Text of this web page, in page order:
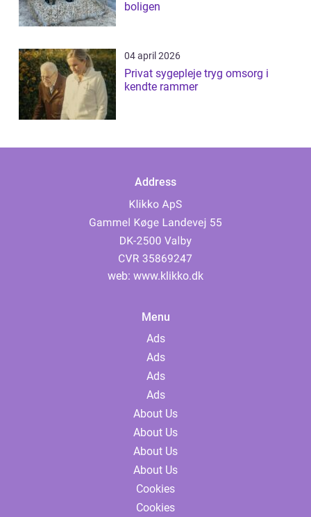
boligen
04 april 2026
Privat sygepleje tryg omsorg i
kendte rammer
Address
web: www.klikko.dk
Menu
Ads
Ads
Ads
Ads
About Us
About Us
About Us
About Us
Cookies
Cookies